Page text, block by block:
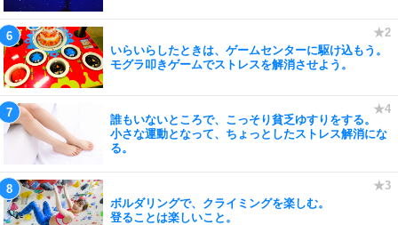
いらいらしたときは、ゲームセンターに駆け込もう。
モグラ叩きゲームでストレスを解消させよう。
誰もいないところで、こっそり貧乏ゆすりをする。
小さな運動となって、ちょっとしたストレス解消にな
る。
ボルダリングで、クライミングを楽しむ。
登ることは楽しいこと。